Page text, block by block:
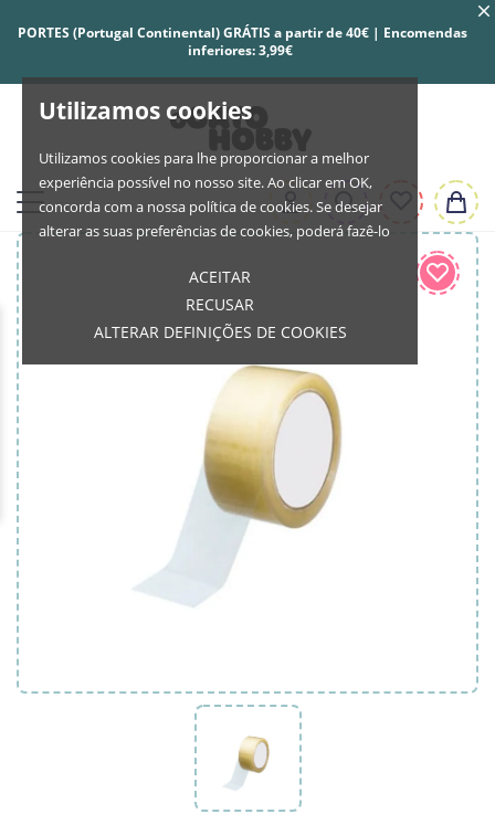
Utilizamos cookies
Utilizamos cookies para lhe proporcionar a melhor
experiência possível no nosso site. Ao clicar em OK,
concorda com a nossa política de cookies. Se desejar
alterar as suas preferências de cookies, poderá fazê-lo
ACEITAR
RECUSAR
ALTERAR DEFINIÇÕES DE COOKIES
PORTES (Portugal Continental) GRÁTIS a partir de 40€ | Encomendas
inferiores: 3,99€